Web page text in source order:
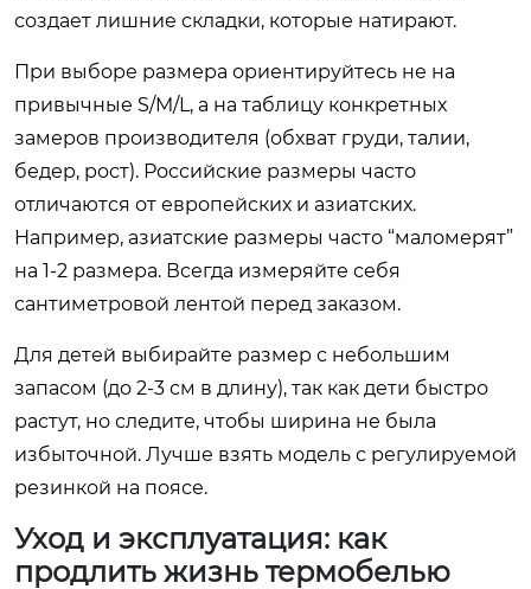
создает лишние складки, которые натирают.
При выборе размера ориентируйтесь не на
привычные S/M/L, а на таблицу конкретных
замеров производителя (обхват груди, талии,
бедер, рост). Российские размеры часто
отличаются от европейских и азиатских.
Например, азиатские размеры часто “маломерят”
на 1-2 размера. Всегда измеряйте себя
сантиметровой лентой перед заказом.
Для детей выбирайте размер с небольшим
запасом (до 2-3 см в длину), так как дети быстро
растут, но следите, чтобы ширина не была
избыточной. Лучше взять модель с регулируемой
резинкой на поясе.
Уход и эксплуатация: как
продлить жизнь термобелью